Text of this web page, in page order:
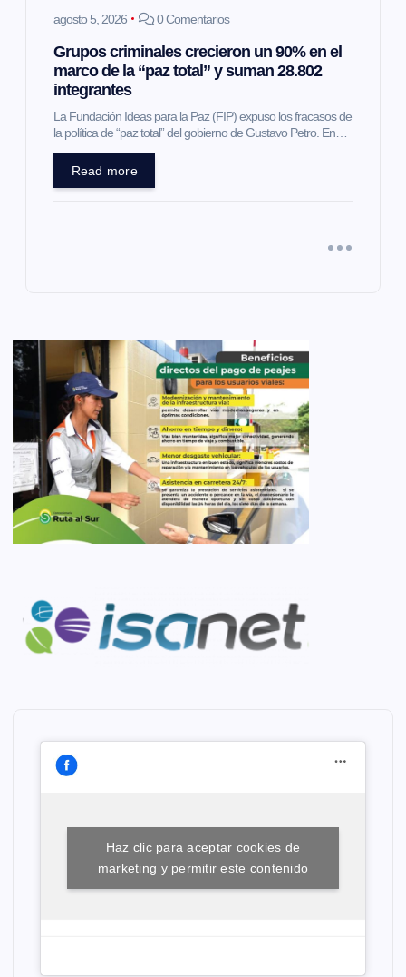
agosto 5, 2026 0 Comentarios
Grupos criminales crecieron un 90% en el
marco de la “paz total” y suman 28.802
integrantes
La Fundación Ideas para la Paz (FIP) expuso los fracasos de
la política de “paz total” del gobierno de Gustavo Petro. En…
Read more
Haz clic para aceptar cookies de
marketing y permitir este contenido